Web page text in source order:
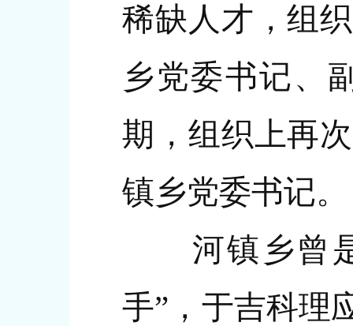
稀缺人才，组
乡党委书记、
期，组织上再
镇乡党委书记。
河镇乡曾是
手”，于吉科理